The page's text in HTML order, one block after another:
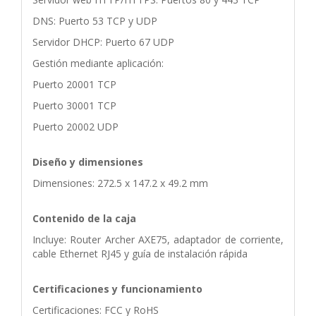
DNS: Puerto 53 TCP y UDP
Servidor DHCP: Puerto 67 UDP
Gestión mediante aplicación:
Puerto 20001 TCP
Puerto 30001 TCP
Puerto 20002 UDP
Diseño y dimensiones
Dimensiones: 272.5 x 147.2 x 49.2 mm
Contenido de la caja
Incluye: Router Archer AXE75, adaptador de corriente,
cable Ethernet RJ45 y guía de instalación rápida
Certificaciones y funcionamiento
Certificaciones: FCC y RoHS